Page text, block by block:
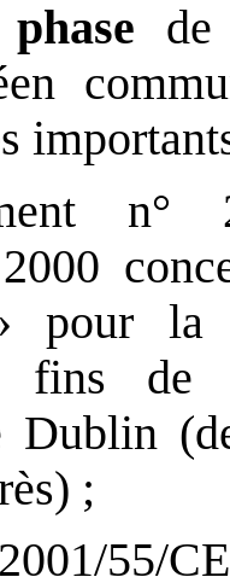
de
n°
pour la
fins de
Dublin
;
55/